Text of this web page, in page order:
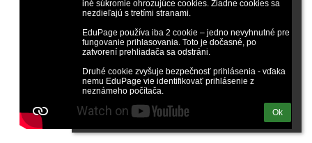
iné súkromie ohrozujúce cookies. Žiadne cookies sa
nezdieľajú s tretími stranami.
EduPage používa iba 2 cookie – jedno nevyhnutné pre
fungovanie prihlasovania. Toto je dočasné, po
zatvorení prehliadača sa odstráni.
Druhé cookie zvyšuje bezpečnosť prihlásenia - vďaka
nemu EduPage vie identifikovať prihlásenie z
neznámeho počítača.
Ok